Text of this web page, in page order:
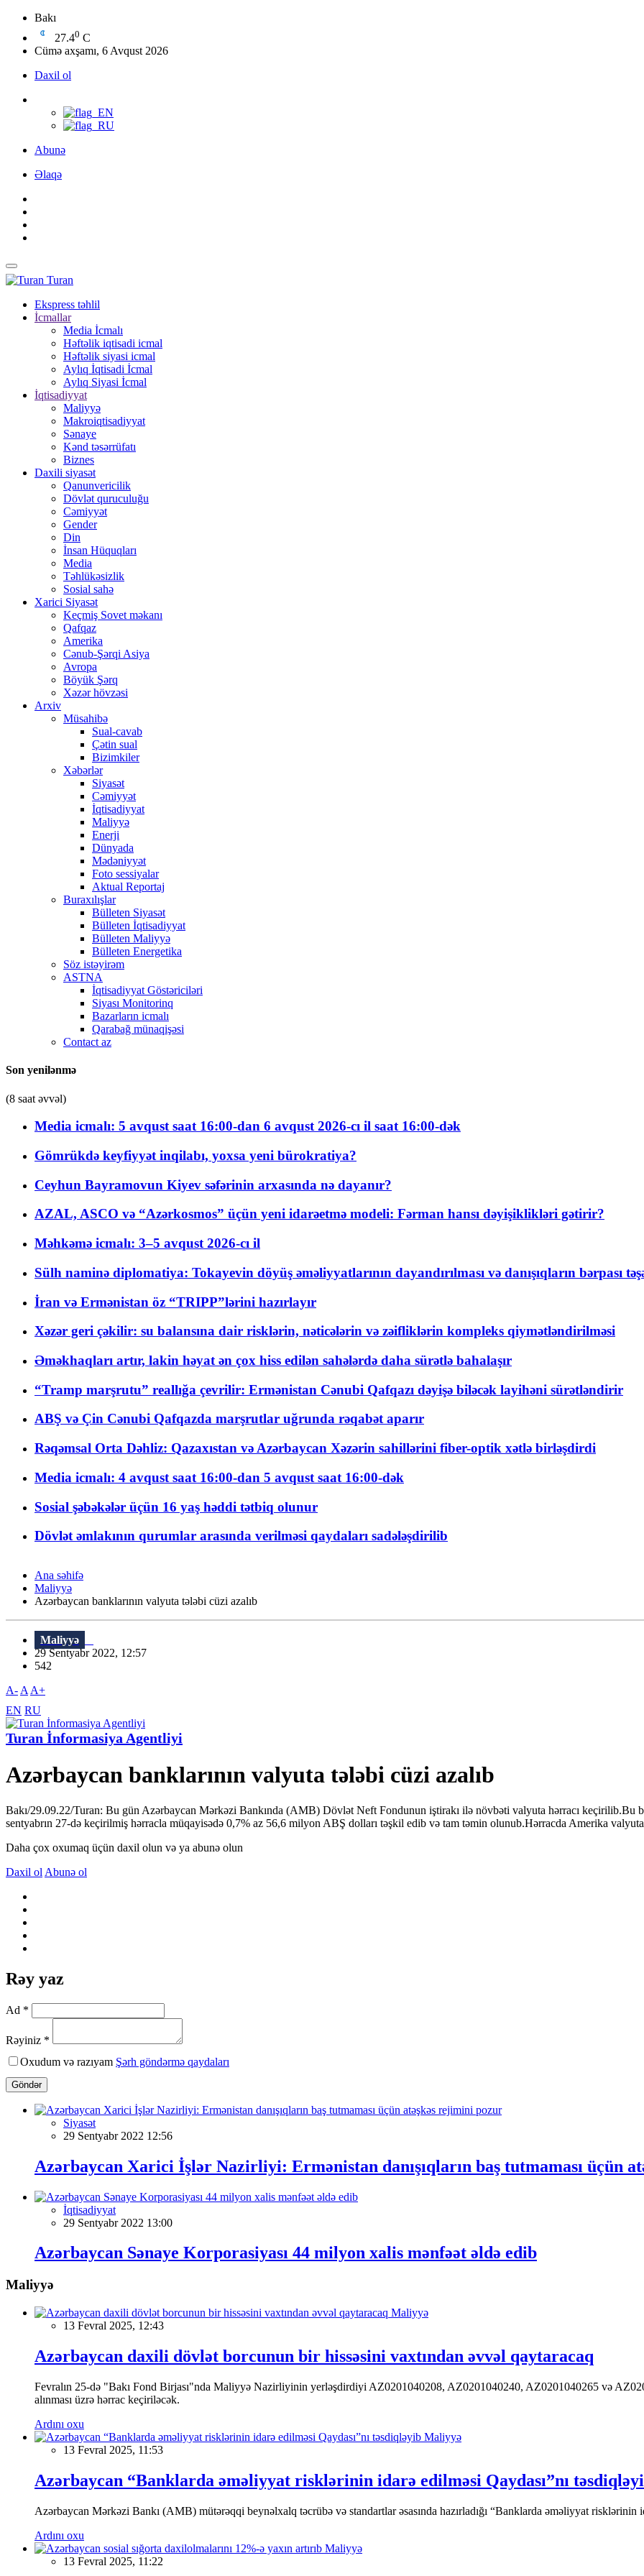
Bakı
27.40 C
Cümə axşamı, 6 Avqust 2026
Daxil ol
Abunə
Əlaqə
Turan
Ekspress təhlil
İcmallar
Media İcmalı
Həftəlik iqtisadi icmal
Həftəlik siyasi icmal
Aylıq İqtisadi İcmal
Aylıq Siyasi İcmal
İqtisadiyyat
Maliyyə
Makroiqtisadiyyat
Sənaye
Kənd təsərrüfatı
Biznes
Daxili siyasət
Qanunvericilik
Dövlət quruculuğu
Cəmiyyət
Gender
Din
İnsan Hüquqları
Media
Təhlükəsizlik
Sosial sahə
Xarici Siyasət
Keçmiş Sovet məkanı
Qafqaz
Amerika
Cənub-Şərqi Asiya
Avropa
Böyük Şərq
Xəzər hövzəsi
Arxiv
Müsahibə
Sual-cavab
Çətin sual
Bizimkiler
Xəbərlər
Siyasət
Cəmiyyət
İqtisadiyyat
Maliyyə
Enerji
Dünyada
Mədəniyyət
Foto sessiyalar
Aktual Reportaj
Buraxılışlar
Bülleten Siyasət
Bülleten İqtisadiyyat
Bülleten Maliyyə
Bülleten Energetika
Söz istəyirəm
ASTNA
İqtisadiyyat Göstəriciləri
Siyası Monitorinq
Bazarların icmalı
Qarabağ münaqişəsi
Contact az
Son yenilənmə
(8 saat əvvəl)
Media icmalı: 5 avqust saat 16:00-dan 6 avqust 2026-cı il saat 16:00-dək
Gömrükdə keyfiyyət inqilabı, yoxsa yeni bürokratiya?
Ceyhun Bayramovun Kiyev səfərinin arxasında nə dayanır?
AZAL, ASCO və “Azərkosmos” üçün yeni idarəetmə modeli: Fərman hansı dəyişiklikləri gətirir?
Məhkəmə icmalı: 3–5 avqust 2026-cı il
Sülh naminə diplomatiya: Tokayevin döyüş əməliyyatlarının dayandırılması və danışıqların bərpası
İran və Ermənistan öz “TRIPP”lərini hazırlayır
Xəzər geri çəkilir: su balansına dair risklərin, nəticələrin və zəifliklərin kompleks qiymətləndirilməsi
Əməkhaqları artır, lakin həyat ən çox hiss edilən sahələrdə daha sürətlə bahalaşır
“Tramp marşrutu” reallığa çevrilir: Ermənistan Cənubi Qafqazı dəyişə biləcək layihəni sürətləndirir
ABŞ və Çin Cənubi Qafqazda marşrutlar uğrunda rəqabət aparır
Rəqəmsal Orta Dəhliz: Qazaxıstan və Azərbaycan Xəzərin sahillərini fiber-optik xətlə birləşdirdi
Media icmalı: 4 avqust saat 16:00-dan 5 avqust saat 16:00-dək
Sosial şəbəkələr üçün 16 yaş həddi tətbiq olunur
Dövlət əmlakının qurumlar arasında verilməsi qaydaları sadələşdirilib
Ana səhifə
Maliyyə
Azərbaycan banklarının valyuta tələbi cüzi azalıb
Maliyyə
29 Sentyabr 2022, 12:57
542
A- A A+
EN RU
Turan İnformasiya Agentliyi
Azərbaycan banklarının valyuta tələbi cüzi azalıb
Bakı/29.09.22/Turan: Bu gün Azərbaycan Mərkəzi Bankında (AMB) Dövlət Neft Fondunun iştirakı ilə növbəti valyuta hərracı keçirilib.Bu
sentyabrın 27-də keçirilmiş hərracla müqayisədə 0,7% az 56,6 milyon ABŞ dolları təşkil edib və tam təmin olunub.Hərracda Amerika
Daha çox oxumaq üçün daxil olun və ya abunə olun
Daxil ol Abunə ol
Rəy yaz
Ad *
Rəyiniz *
Oxudum və razıyam Şərh göndərmə qaydaları
Göndər
Siyasət
29 Sentyabr 2022 12:56
Azərbaycan Xarici İşlər Nazirliyi: Ermənistan danışıqların baş tutmaması üçün
İqtisadiyyat
29 Sentyabr 2022 13:00
Azərbaycan Sənaye Korporasiyası 44 milyon xalis mənfəət əldə edib
Maliyyə
Maliyyə
13 Fevral 2025, 12:43
Azərbaycan daxili dövlət borcunun bir hissəsini vaxtından əvvəl qaytaracaq
Fevralın 25-də "Bakı Fond Birjası"nda Maliyyə Nazirliyinin yerləşdirdiyi AZ0201040208, AZ0201040240, AZ0201040265 və
alınması üzrə hərrac keçiriləcək.
Ardını oxu
Maliyyə
13 Fevral 2025, 11:53
Azərbaycan “Banklarda əməliyyat risklərinin idarə edilməsi Qaydası”nı
Azərbaycan Mərkəzi Bankı (AMB) mütərəqqi beynəlxalq təcrübə və standartlar əsasında hazırladığı “Banklarda əməliyyat risklərinin
Ardını oxu
Maliyyə
13 Fevral 2025, 11:22